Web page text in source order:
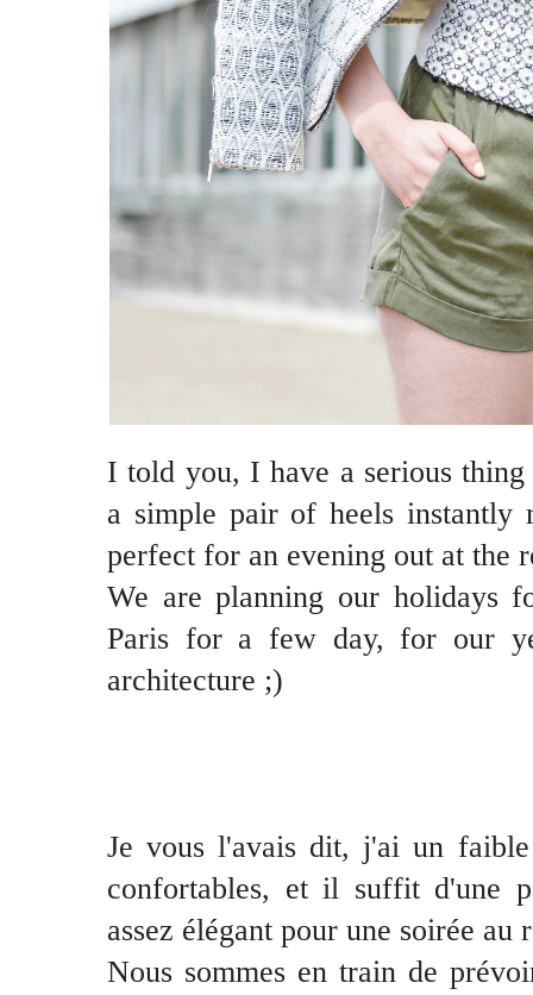
I told you, I have a serious
a simple pair of heels instantly
perfect for an evening out at the
We are planning our holidays
Paris for a few day, for our
architecture ;)
Je vous l'avais dit, j'ai un
confortables, et il suffit d'une
assez élégant pour une soirée au
Nous sommes en train de